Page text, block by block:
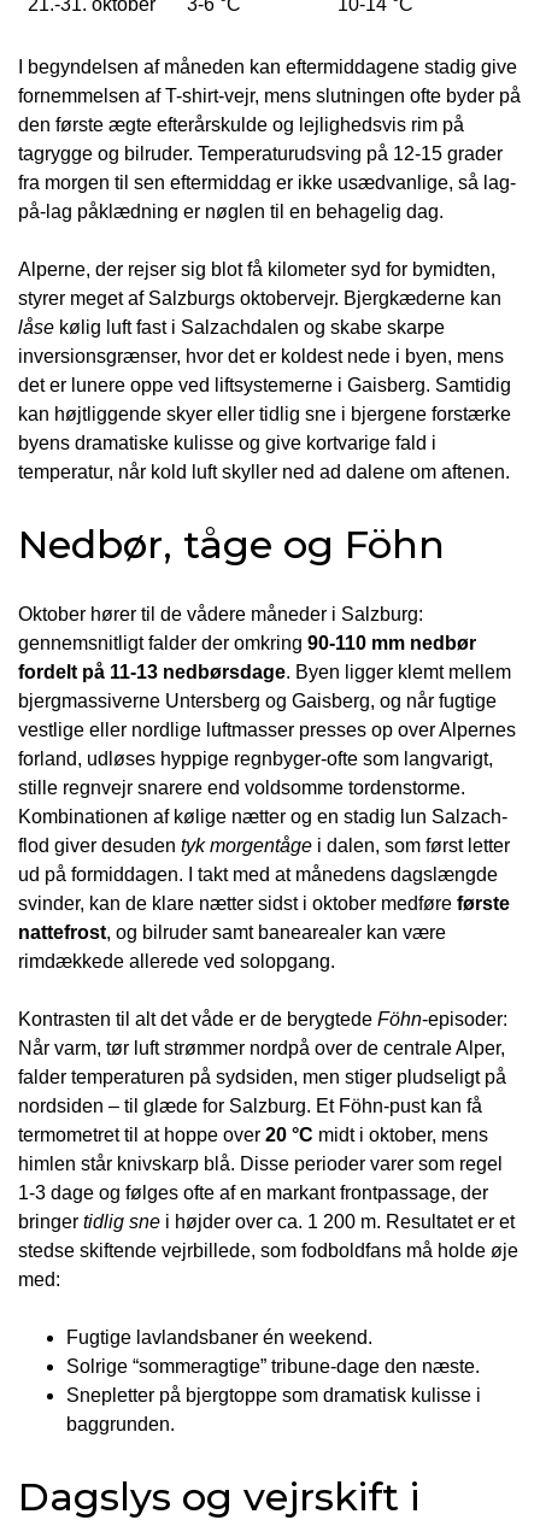
21.-31. oktober
3-6 °C 10-14 °C
I begyndelsen af måneden kan eftermiddagene stadig give
fornemmelsen af T-shirt-vejr, mens slutningen ofte byder på
den første ægte efterårskulde og lejlighedsvis rim på
tagrygge og bilruder. Temperaturudsving på 12-15 grader
fra morgen til sen eftermiddag er ikke usædvanlige, så lag-
på-lag påklædning er nøglen til en behagelig dag.
Alperne, der rejser sig blot få kilometer syd for bymidten,
styrer meget af Salzburgs oktobervejr. Bjergkæderne kan
låse kølig luft fast i Salzachdalen og skabe skarpe
inversionsgrænser, hvor det er koldest nede i byen, mens
det er lunere oppe ved liftsystemerne i Gaisberg. Samtidig
kan højtliggende skyer eller tidlig sne i bjergene forstærke
byens dramatiske kulisse og give kortvarige fald i
temperatur, når kold luft skyller ned ad dalene om aftenen.
Nedbør, tåge og Föhn
Oktober hører til de vådere måneder i Salzburg:
gennemsnitligt falder der omkring 90-110 mm nedbør
fordelt på 11-13 nedbørsdage. Byen ligger klemt mellem
bjergmassiverne Untersberg og Gaisberg, og når fugtige
vestlige eller nordlige luftmasser presses op over Alpernes
forland, udløses hyppige regnbyger-ofte som langvarigt,
stille regnvejr snarere end voldsomme tordenstorme.
Kombinationen af kølige nætter og en stadig lun Salzach-
flod giver desuden tyk morgentåge i dalen, som først letter
ud på formiddagen. I takt med at månedens dagslængde
svinder, kan de klare nætter sidst i oktober medføre første
nattefrost, og bilruder samt banearealer kan være
rimdækkede allerede ved solopgang.
Kontrasten til alt det våde er de berygtede Föhn-episoder:
Når varm, tør luft strømmer nordpå over de centrale Alper,
falder temperaturen på sydsiden, men stiger pludseligt på
nordsiden – til glæde for Salzburg. Et Föhn-pust kan få
termometret til at hoppe over 20 °C midt i oktober, mens
himlen står knivskarp blå. Disse perioder varer som regel
1-3 dage og følges ofte af en markant frontpassage, der
bringer tidlig sne i højder over ca. 1 200 m. Resultatet er et
stedse skiftende vejrbillede, som fodboldfans må holde øje
med:
Fugtige lavlandsbaner én weekend.
Solrige “sommeragtige” tribune-dage den næste.
Snepletter på bjergtoppe som dramatisk kulisse i
baggrunden.
Dagslys og vejrskift i